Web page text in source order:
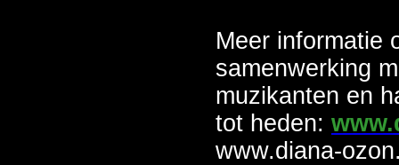
Meer informatie
samenwerking
muzikanten en
tot heden:
www.diana-